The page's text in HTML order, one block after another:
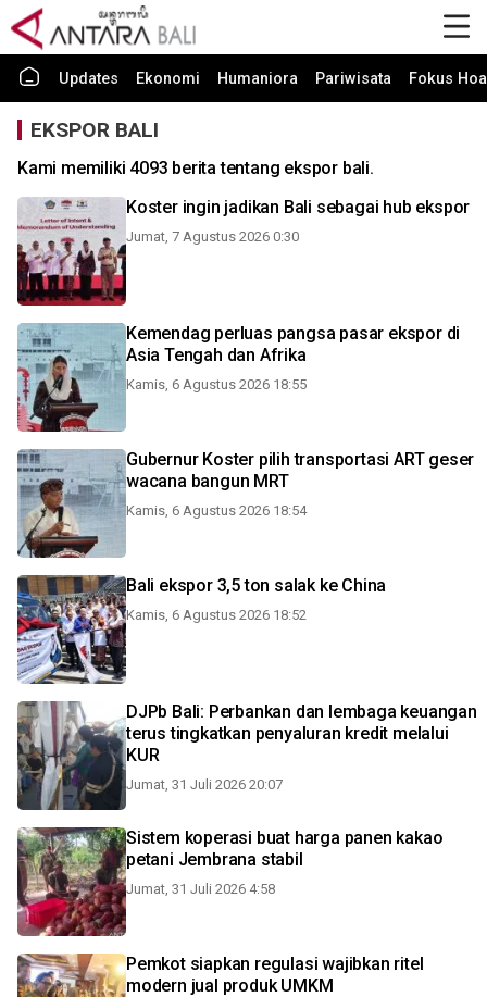
Updates Ekonomi Humaniora Pariwisata Fokus
EKSPOR BALI
Kami memiliki 4093 berita tentang ekspor bali.
Koster ingin jadikan Bali sebagai hub ekspor
Jumat, 7 Agustus 2026 0:30
Kemendag perluas pangsa pasar ekspor di
Asia Tengah dan Afrika
Kamis, 6 Agustus 2026 18:55
Gubernur Koster pilih transportasi ART geser
wacana bangun MRT
Kamis, 6 Agustus 2026 18:54
Bali ekspor 3,5 ton salak ke China
Kamis, 6 Agustus 2026 18:52
DJPb Bali: Perbankan dan lembaga keuangan
terus tingkatkan penyaluran kredit melalui
KUR
Jumat, 31 Juli 2026 20:07
Sistem koperasi buat harga panen kakao
petani Jembrana stabil
Jumat, 31 Juli 2026 4:58
Pemkot siapkan regulasi wajibkan ritel
modern jual produk UMKM